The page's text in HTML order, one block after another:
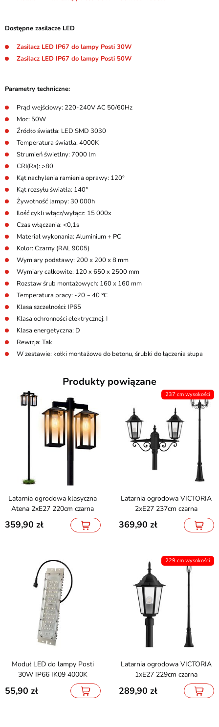
Dostępne zasilacze LED
Zasilacz LED IP67 do lampy Posti 30W
Zasilacz LED IP67 do lampy Posti 50W
Parametry techniczne:
Prąd wejściowy: 220-240V AC 50/60Hz
Moc: 50W
Źródło światła: LED SMD 3030
Temperatura światła: 4000K
Strumień świetlny: 7000 lm
CRI(Ra): >80
Kąt nachylenia ramienia oprawy: 120°
Kąt rozsyłu światła: 140°
Żywotność lampy: 30 000h
Ilość cykli włącz/wyłącz: 15 000x
Czas włączania: <0,1s
Materiał wykonania: Aluminium + PC
Kolor: Czarny (RAL 9005)
Wymiary podstawy: 200 x 200 x 8 mm
Wymiary całkowite: 120 x 650 x 2500 mm
Rozstaw śrub montażowych: 160 x 160 mm
Temperatura pracy: -20 ~ 40 ℃
Klasa szczelności: IP65
Klasa ochronności elektrycznej: I
Klasa energetyczna: D
Rewizja: Tak
W zestawie: kołki montażowe do betonu, śrubki do łączenia słupa
Produkty powiązane
Latarnia ogrodowa klasyczna
Atena 2xE27 220cm czarna
359,90
237 cm wysokości
Latarnia ogrodowa VICTORIA
2xE27 237cm czarna
369,90
Moduł LED do lampy Posti
30W IP66 IK09 4000K
55,90
229 cm wysokości
Latarnia ogrodowa VICTORIA
1xE27 229cm czarna
289,90